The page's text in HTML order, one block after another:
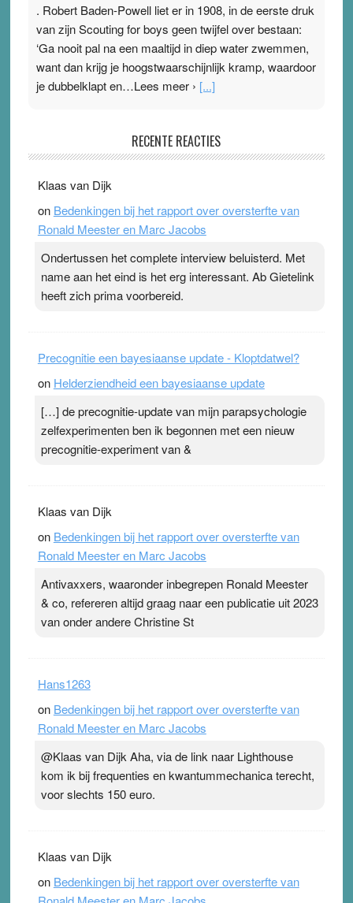
. Robert Baden-Powell liet er in 1908, in de eerste druk
van zijn Scouting for boys geen twijfel over bestaan:
‘Ga nooit pal na een maaltijd in diep water zwemmen,
want dan krijg je hoogstwaarschijnlijk kramp, waardoor
je dubbelklapt en…Lees meer › [...]
Ward van Beek
topsporters. Ze hopen ermee hun hartslag te verlagen
terwijl ze meer zuurstof opnemen. Daarop heeft zo’n
pleister geen effect. Maar het gevoel ‘makkelijker te
Pleisterplakkers in de topspsort ›[...]
RECENTE REACTIES
Klaas van Dijk
on Bedenkingen bij het rapport over oversterfte van
Ronald Meester en Marc Jacobs
Ondertussen het complete interview beluisterd. Met
name aan het eind is het erg interessant. Ab Gietelink
heeft zich prima voorbereid.
Precognitie een bayesiaanse update - Kloptdatwel?
on Helderziendheid een bayesiaanse update
[…] de precognitie-update van mijn parapsychologie
zelfexperimenten ben ik begonnen met een nieuw
precognitie-experiment van &
Klaas van Dijk
on Bedenkingen bij het rapport over oversterfte van
Ronald Meester en Marc Jacobs
Antivaxxers, waaronder inbegrepen Ronald Meester
& co, refereren altijd graag naar een publicatie uit 2023
van onder andere Christine St
Hans1263
on Bedenkingen bij het rapport over oversterfte van
Ronald Meester en Marc Jacobs
@Klaas van Dijk Aha, via de link naar Lighthouse
kom ik bij frequenties en kwantummechanica terecht,
voor slechts 150 euro.
Klaas van Dijk
on Bedenkingen bij het rapport over oversterfte van